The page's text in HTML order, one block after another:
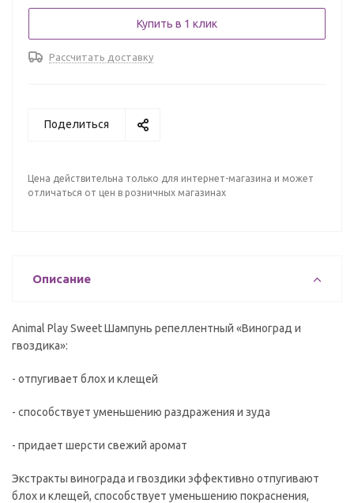
Купить в 1 клик
Рассчитать доставку
Поделиться
Цена действительна только для интернет-магазина и может
отличаться от цен в розничных магазинах
Описание
Animal Play Sweet Шампунь репеллентный «Виноград и
гвоздика»:
- отпугивает блох и клещей
- способствует уменьшению раздражения и зуда
- придает шерсти свежий аромат
Экстракты винограда и гвоздики эффективно отпугивают
блох и клещей, способствует уменьшению покраснения,